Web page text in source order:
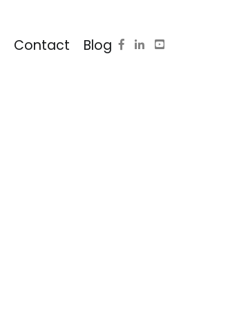
Contact Blog